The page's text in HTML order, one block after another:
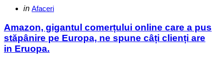
Categories
Posted
in Afaceri
Amazon, gigantul comerțului online care a pus
stăpânire pe Europa, ne spune câți clienți are
in Eruopa.